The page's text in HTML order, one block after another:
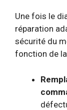
Une fois le
réparation
sécurité du
fonction de